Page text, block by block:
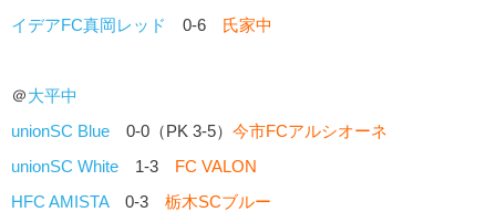
イデアFC真岡レッド
0-6 氏家中
＠大平中
unionSC Blue 0-0（PK 3-5） 今市FCアルシオーネ
unionSC White 1-3 FC VALON
HFC AMISTA0-3 栃木SCブルー